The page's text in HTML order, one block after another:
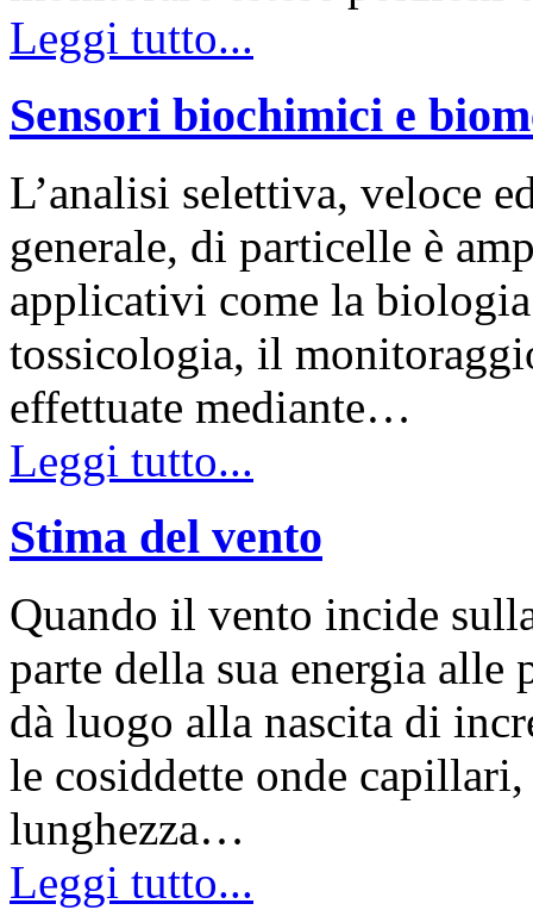
Leggi tutto...
Sensori biochimici e
L’analisi selettiva, veloce
generale, di particelle è
applicativi come la
tossicologia, il
effettuate mediante…
Leggi tutto...
Stima del vento
Quando il vento incide
parte della sua energia alle
dà luogo alla nascita di
le cosiddette onde
lunghezza…
Leggi tutto...